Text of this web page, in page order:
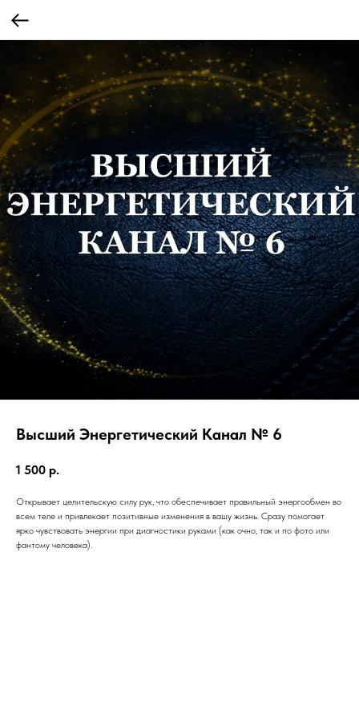
Высший Энергетический Канал № 6
1 500 р.
Открывает целительскую силу рук, что обеспечивает правильный энергообмен во
всем теле и привлекает позитивные изменения в вашу жизнь. Сразу помогает
ярко чувствовать энергии при диагностики руками (как очно, так и по фото или
фантому человека).